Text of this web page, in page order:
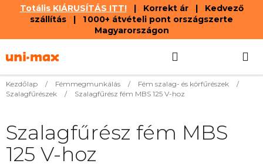
Totális KIÁRUSÍTÁS ITT!| Korrekt ár | Kedvező
szállítás | 1 000+ átvételi pont országszerte
Magyarországon
tartalomhoz
KOSÁR
Kezdőlap / Fémmegmunkálás / Fém szalag- és körfűrészek
/
Szalagfűrészek
/ Szalagfűrész fém MBS 125 V-hoz
Szalagfűrész fém MBS
125 V-hoz